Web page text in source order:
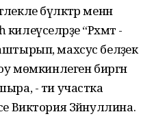
бүләктәр менән
килеүселәрҙе “Рәхмәт -
махсус беләҙек
мөмкинлеген биргән
- ти участка
Виктория Зәйнуллина.